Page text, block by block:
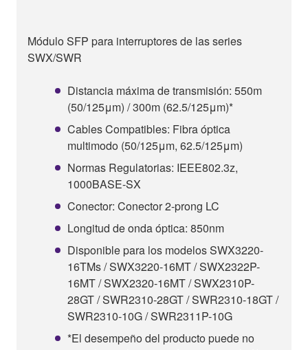
Módulo SFP para interruptores de las series
SWX/SWR
Distancia máxima de transmisión: 550m
(50/125μm) / 300m (62.5/125μm)*
Cables Compatibles: Fibra óptica
multimodo (50/125μm, 62.5/125μm)
Normas Regulatorias: IEEE802.3z,
1000BASE-SX
Conector: Conector 2-prong LC
Longitud de onda óptica: 850nm
Disponible para los modelos SWX3220-
16TMs / SWX3220-16MT / SWX2322P-
16MT / SWX2320-16MT / SWX2310P-
28GT / SWR2310-28GT / SWR2310-18GT /
SWR2310-10G / SWR2311P-10G
*El desempeño del producto puede no